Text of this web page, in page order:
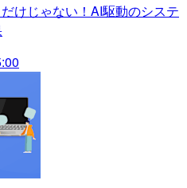
けじゃない！AI駆動のシステ